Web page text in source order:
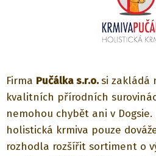
Firma Pučálka s.r.o.si zakládá
kvalitních přírodních
nemohou chybět ani v
holistická krmiva pouze
rozhodla rozšířit sortiment o